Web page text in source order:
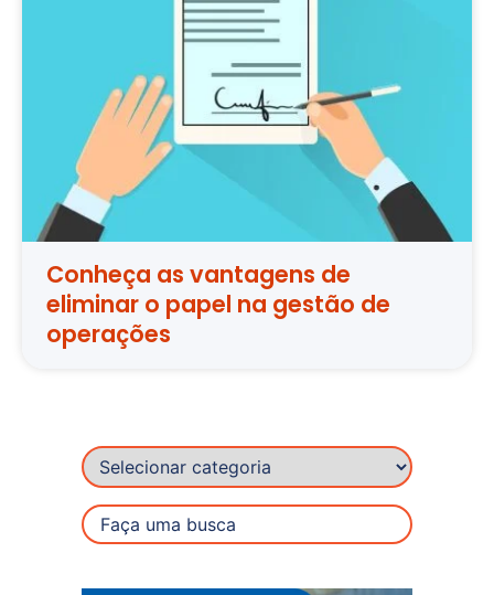
Conheça as vantagens de
eliminar o papel na gestão de
operações